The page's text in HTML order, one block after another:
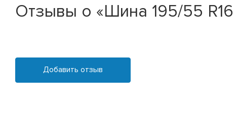
Отзывы о «Шина 195/55
Добавить отзыв